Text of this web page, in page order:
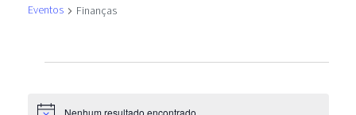
Eventos Finanças
Nenhum resultado encontrado.